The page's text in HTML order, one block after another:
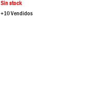
Sin stock
+10 Vendidos